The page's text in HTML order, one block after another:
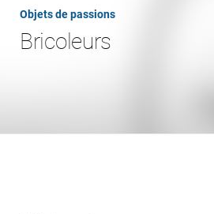
Objets de passions
Bricoleurs